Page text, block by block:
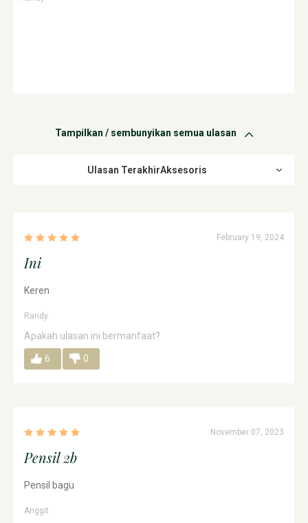
Tampilkan / sembunyikan semua ulasan
Ulasan TerakhirAksesoris
February 19, 2024
Ini
Keren
Randy
Apakah ulasan ini bermanfaat?
6 0
November 07, 2023
Pensil 2b
Pensil bagu
Anggit